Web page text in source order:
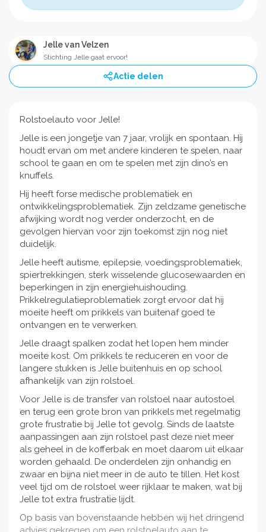
Jelle van Velzen
Stichting Jelle gaat ervoor!
Actie delen
Rolstoelauto voor Jelle!
Jelle is een jongetje van 7 jaar, vrolijk en spontaan. Hij
houdt ervan om met andere kinderen te spelen, naar
school te gaan en om te spelen met zijn dino’s en
knuffels.
Hij heeft forse medische problematiek en
ontwikkelingsproblematiek. Zijn zeldzame genetische
afwijking wordt nog verder onderzocht, en de
gevolgen hiervan voor zijn toekomst zijn nog niet
duidelijk.
Jelle heeft autisme, epilepsie, voedingsproblematiek,
spiertrekkingen, sterk wisselende glucosewaarden en
beperkingen in zijn energiehuishouding.
Prikkelregulatieproblematiek zorgt ervoor dat hij
moeite heeft om prikkels van buitenaf goed te
ontvangen en te verwerken.
Jelle draagt spalken zodat het lopen hem minder
moeite kost. Om prikkels te reduceren en voor de
langere stukken is Jelle buitenhuis en op school
afhankelijk van zijn rolstoel.
Voor Jelle is de transfer van rolstoel naar autostoel
en terug een grote bron van prikkels met regelmatig
grote frustratie bij Jelle tot gevolg. Sinds de laatste
aanpassingen aan zijn rolstoel past deze niet meer
als geheel in de kofferbak en moet daarom uit elkaar
worden gehaald. De onderdelen zijn onhandig en
zwaar en bijna niet meer in de auto te tillen. Het kost
veel tijd om de rolstoel weer rijklaar te maken, wat bij
Jelle tot extra frustratie lijdt.
Op basis van bovenstaande hebben wij het dringend